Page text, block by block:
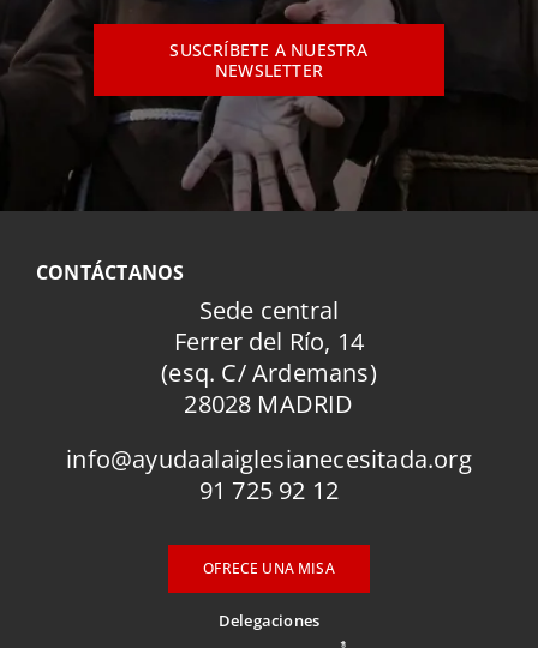
SUSCRÍBETE A NUESTRA
NEWSLETTER
CONTÁCTANOS
Sede central
Ferrer del Río, 14
(esq. C/ Ardemans)
28028 MADRID
info@ayudaalaiglesianecesitada.org
91 725 92 12
OFRECE UNA MISA
Delegaciones